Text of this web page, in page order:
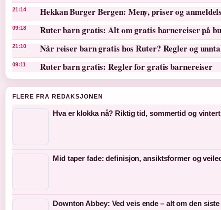
21:14 Hekkan Burger Bergen: Meny, priser og
09:18 Ruter barn gratis: Alt om gratis barnereiser på
21:10 Når reiser barn gratis hos Ruter? Regler og
09:11 Ruter barn gratis: Regler for gratis barnereiser
FLERE FRA REDAKSJONEN
Hva er klokka nå? Riktig tid, sommertid og
Mid taper fade: definisjon, ansiktsformer og
Downton Abbey: Ved veis ende – alt om den